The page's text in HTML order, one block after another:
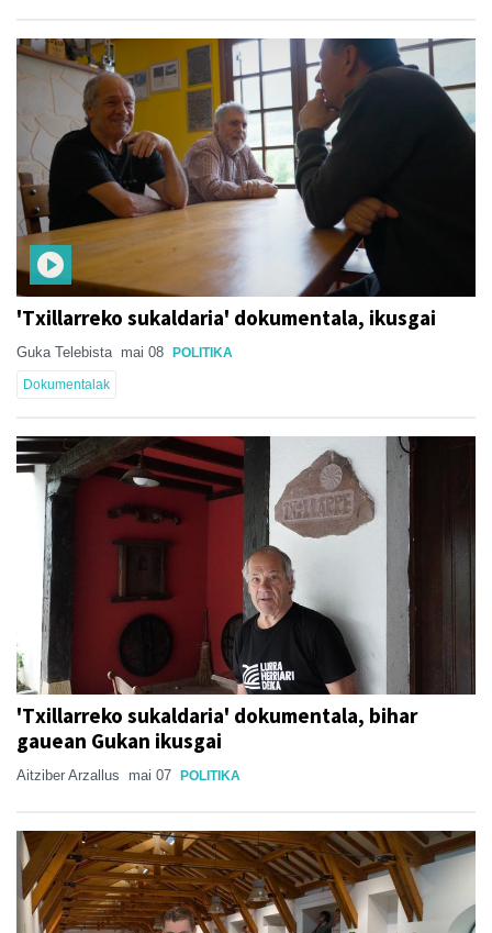
'Txillarreko sukaldaria' dokumentala, ikusgai
Guka Telebista mai 08 POLITIKA
Dokumentalak
'Txillarreko sukaldaria' dokumentala, bihar
gauean Gukan ikusgai
Aitziber Arzallus mai 07 POLITIKA